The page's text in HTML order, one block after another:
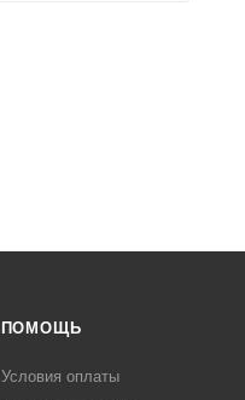
ПОМОЩЬ
Условия оплаты